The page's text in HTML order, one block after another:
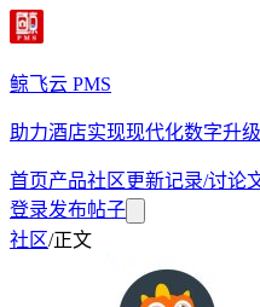
鲸飞云 PMS
助力酒店实现现代化数字升级
首页产品社区更新记录/讨论
登录发布帖子
社区/正文